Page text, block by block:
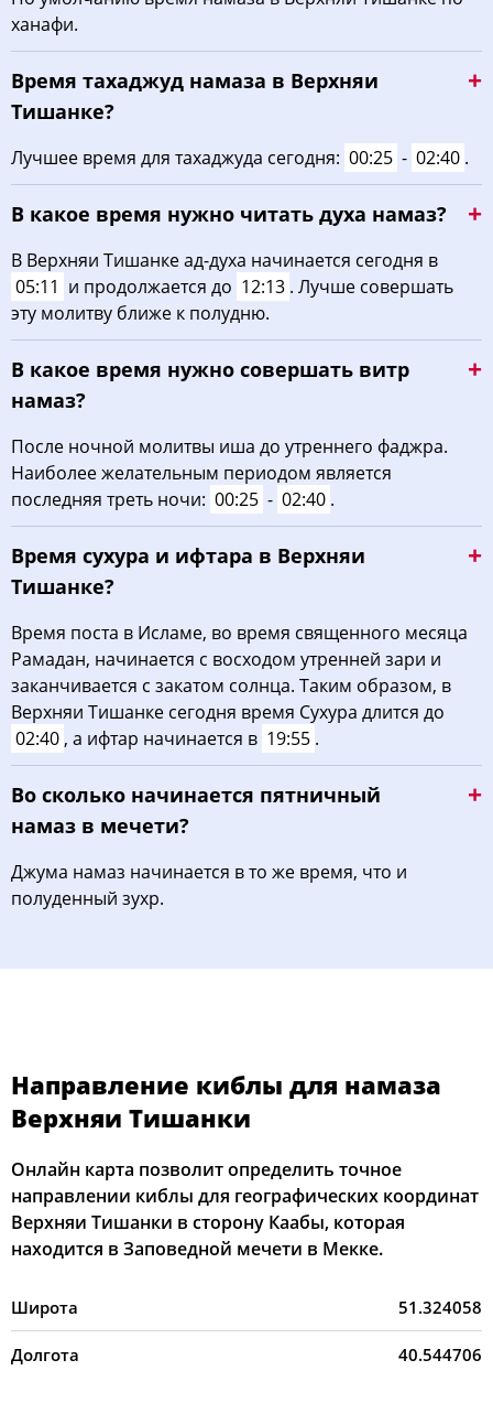
22, Сб
23, Вс 03:22 05:16 12:20 16:13 19:24 21:09
19:22 21:06
25, Вт 03:26 05:19 12:20 16:10 19:20 21:04
27, Чт 03:31 05:23 12:19 16:08 19:15 20:58
28, Пт 03:33 05:24 12:19 16:06 19:13 20:55
03:36 05:26 16:05 19:11
03:38 05:27 12:18 16:04 19:09 20:50
03:40 05:29 12:18 16:02 19:07
ханафи.
Время тахаджуд намаза в Верхняи
Тишанке?
Лучшее время для тахаджуда сегодня: 00:25 - 02:40 .
В какое время нужно читать духа намаз?
В Верхняи Тишанке ад-духа начинается сегодня в
05:11 и продолжается до 12:13 . Лучше совершать
эту молитву ближе к полудню.
В какое время нужно совершать витр
намаз?
После ночной молитвы иша до утреннего фаджра.
Наиболее желательным периодом является
последняя треть ночи: 00:25 - 02:40 .
Время сухура и ифтара в Верхняи
Тишанке?
Время поста в Исламе, во время священного месяца
Рамадан, начинается с восходом утренней зари и
заканчивается с закатом солнца. Таким образом, в
Верхняи Тишанке сегодня время Сухура длится до
02:40 , а ифтар начинается в 19:55 .
Во сколько начинается пятничный
намаз в мечети?
Джума намаз начинается в то же время, что и
полуденный зухр.
Направление киблы для намаза
Верхняи Тишанки
Онлайн карта позволит определить точное
направлении киблы для географических координат
Верхняи Тишанки в сторону Каабы, которая
находится в Заповедной мечети в Мекке.
Широта 51.324058
Долгота 40.544706